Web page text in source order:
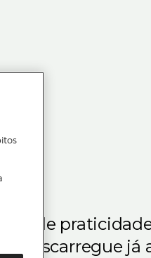
de
Descarregue já